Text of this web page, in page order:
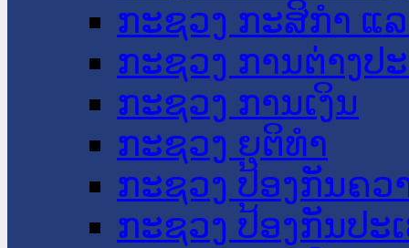
ກະຊວງ ກະສິກຳ ແ
ກະຊວງ ການຕ່າງປ
ກະຊວງ ການເງິນ
ກະຊວງ ຍຸຕິທໍາ
ກະຊວງ ປ້ອງກັນຄວ
ກະຊວງ ປ້ອງກັນປະ